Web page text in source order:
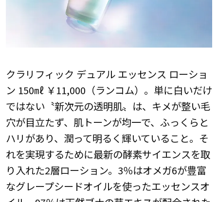
クラリフィック デュアル エッセンス ローショ
ン 150㎖ ￥11,000（ランコム）。単に白いだけ
ではない〝新次元の透明肌〟は、キメが整い毛
穴が目立たず、肌トーンが均一で、ふっくらと
ハリがあり、潤って明るく輝いていること。そ
れを実現するために最新の酵素サイエンスを取
り入れた2層ローション。3％はオメガ6が豊富
なグレープシードオイルを使ったエッセンスオ